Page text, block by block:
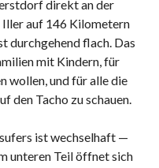
direkt an der
Iller auf 146 Kilometern
durchgehend flach. Das
mit Kindern, für
wollen, und für alle die
den Tacho zu schauen.
ist wechselhaft —
unteren Teil öffnet sich